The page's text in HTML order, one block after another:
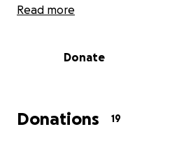
boleto de avión. Cada
Vamos a apoyar a un joven
Read more
Donate
Donations 19